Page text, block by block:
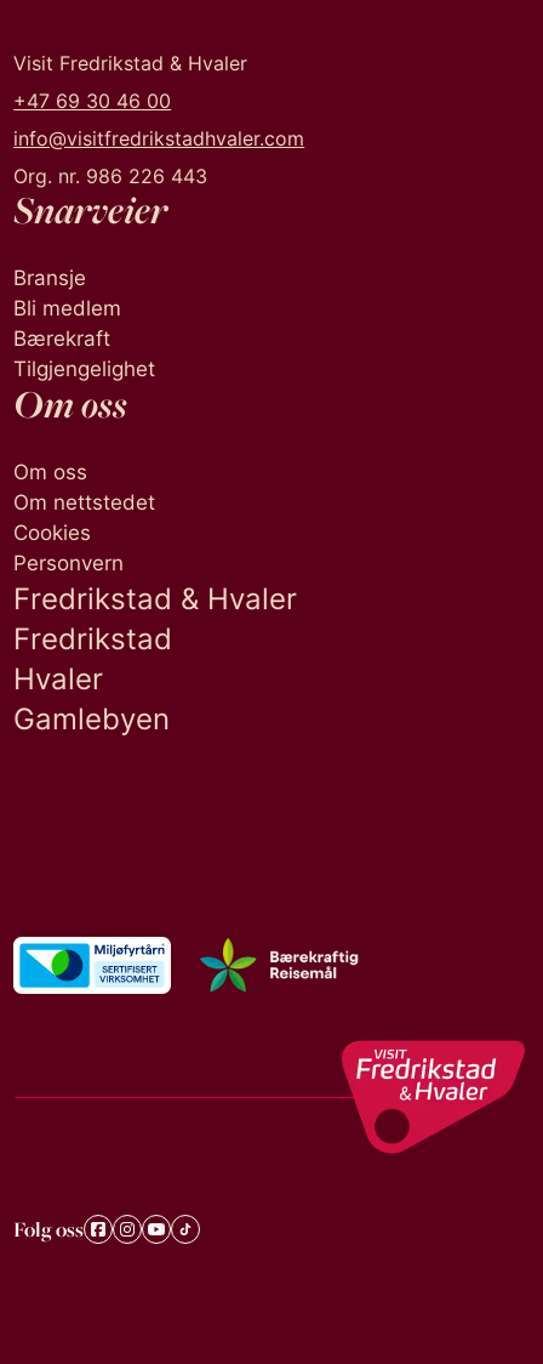
Visit Fredrikstad & Hvaler
+47 69 30 46 00
info@visitfredrikstadhvaler.com
Org. nr. 986 226 443
Snarveier
Bransje
Bli medlem
Bærekraft
Tilgjengelighet
Om oss
Om oss
Om nettstedet
Cookies
Personvern
Fredrikstad & Hvaler
Fredrikstad
Hvaler
Gamlebyen
Følg oss